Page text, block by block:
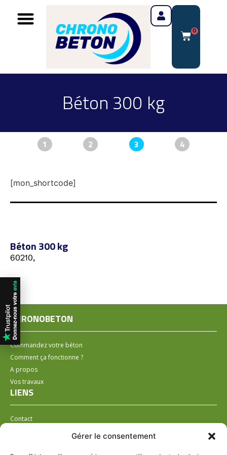
Gérer le consentement
0
Béton 300 kg
1 2 3 4
[mon_shortcode]
Béton 300 kg
60210,
CHRONOBETON
Commandez votre béton
Comment ça fonctionne ?
A propos
Vos travaux
LIENS
Contact